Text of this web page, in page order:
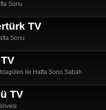
Sonu
TV
Sonu
ile Hafta Sonu Sabah
TV